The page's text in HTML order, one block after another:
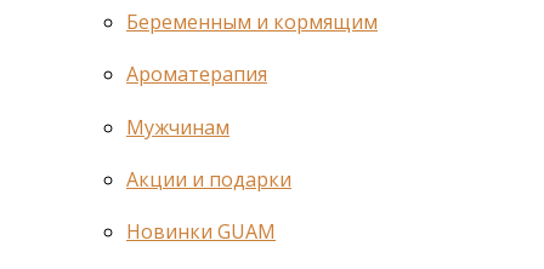
Беременным и кормящим
Ароматерапия
Мужчинам
Акции и подарки
Новинки GUAM